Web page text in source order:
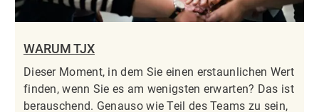
WARUM TJX
Dieser Moment, in dem Sie einen erstaunlichen Wert
finden, wenn Sie es am wenigsten erwarten? Das ist
berauschend. Genauso wie Teil des Teams zu sein,